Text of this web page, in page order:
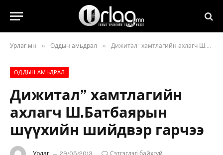
Урлаг.мн » Оддын амьдрал » Дижитал” хамтлагийн ахлагч Ш.Батбаярын шүүхийн шийдвэр гарчээ
ОДДЫН АМЬДРАЛ
Дижитал” хамтлагийн
ахлагч Ш.Батбаярын
шүүхийн шийдвэр гарчээ
Урлаг 29/05/2013
Сэтгэгдэл байхгүй